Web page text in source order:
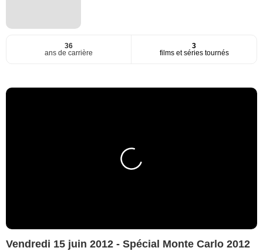
36
ans de carrière
3
films et séries tournés
Vendredi 15 juin 2012 - Spécial Monte Carlo 2012